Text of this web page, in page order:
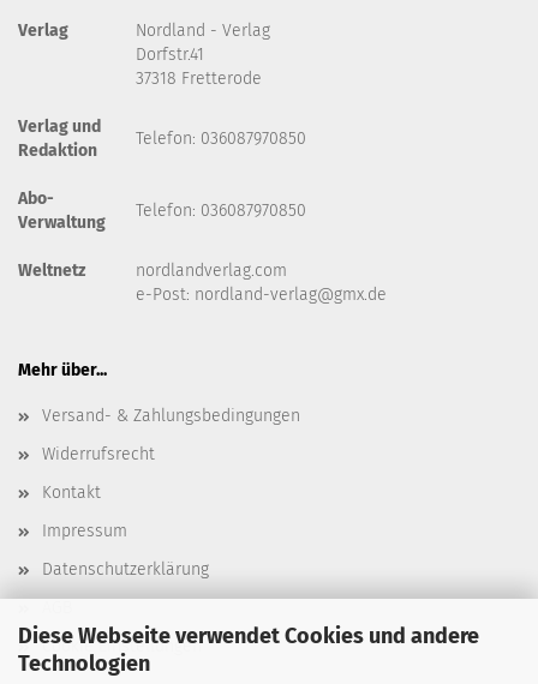
Diese Webseite verwendet Cookies und andere
Technologien
Verlag
Nordland - Verlag
Dorfstr.41
37318 Fretterode
Verlag und
Redaktion
Telefon: 036087970850
Abo-
Verwaltung
Telefon: 036087970850
Weltnetz
nordlandverlag.com
e-Post: nordland-verlag@gmx.de
Mehr über...
Versand- & Zahlungsbedingungen
Widerrufsrecht
Kontakt
Impressum
Datenschutzerklärung
Cookie Einstellungen